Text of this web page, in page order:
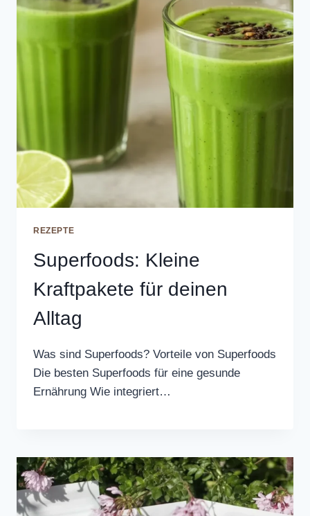
REZEPTE
Superfoods: Kleine
Kraftpakete für deinen
Alltag
Was sind Superfoods? Vorteile von Superfoods
Die besten Superfoods für eine gesunde
Ernährung Wie integriert…